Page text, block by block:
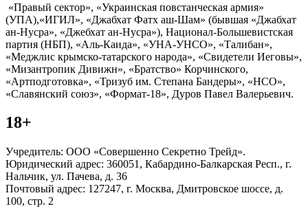
«Правый сектор», «Украинская повстанческая армия»
(УПА),«ИГИЛ», «Джабхат Фатх аш-Шам» (бывшая «Джабхат
ан-Нусра», «Джебхат ан-Нусра»), Национал-Большевистская
партия (НБП), «Аль-Каида», «УНА-УНСО», «Талибан»,
«Меджлис крымско-татарского народа», «Свидетели Иеговы»,
«Мизантропик Дивижн», «Братство» Корчинского,
«Артподготовка», «Тризуб им. Степана Бандеры», «НСО»,
«Славянский союз», «Формат-18», Дуров Павел Валерьевич.
18+
Учредитель: ООО «Совершенно Секретно Трейд».
Юридический адрес: 360051, Кабардино-Балкарская Респ., г.
Нальчик, ул. Пачева, д. 36
Почтовый адрес: 127247, г. Москва, Дмитровское шоссе, д.
100, стр. 2